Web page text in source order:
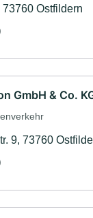
Ostfildern
GmbH & Co.
9, 73760